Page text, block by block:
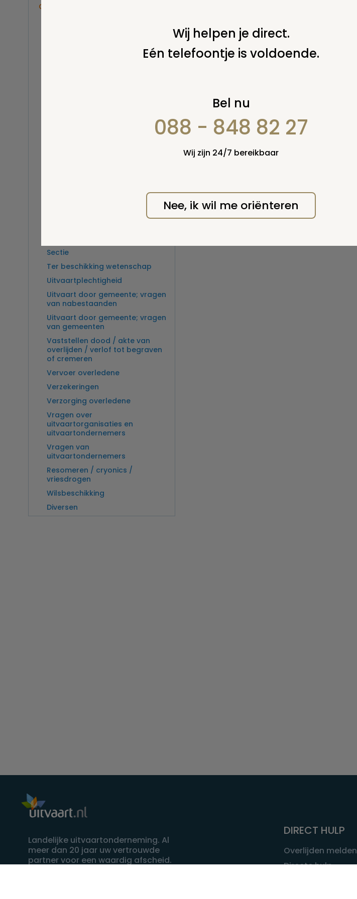
Overige
Sectie
Ter beschikking wetenschap
Uitvaartplechtigheid
Uitvaart door gemeente; vragen
van nabestaanden
Uitvaart door gemeente; vragen
van gemeenten
Vaststellen dood / akte van
overlijden / verlof tot begraven
of cremeren
Vervoer overledene
Verzekeringen
Verzorging overledene
Vragen over
uitvaartorganisaties en
uitvaartondernemers
Vragen van
uitvaartondernemers
Resomeren / cryonics /
vriesdrogen
Wilsbeschikking
Diversen
Stel zelf een vraag
Landelijke uitvaartonderneming. Al
meer dan 20 jaar uw vertrouwde
partner voor een waardig afscheid.
DIRECT HULP
Overlijden melden
Directe hulp
Wij helpen je direct.
Eén telefoontje is voldoende.
Bel nu
088 - 848 82 27
Wij zijn 24/7 bereikbaar
Nee, ik wil me oriënteren